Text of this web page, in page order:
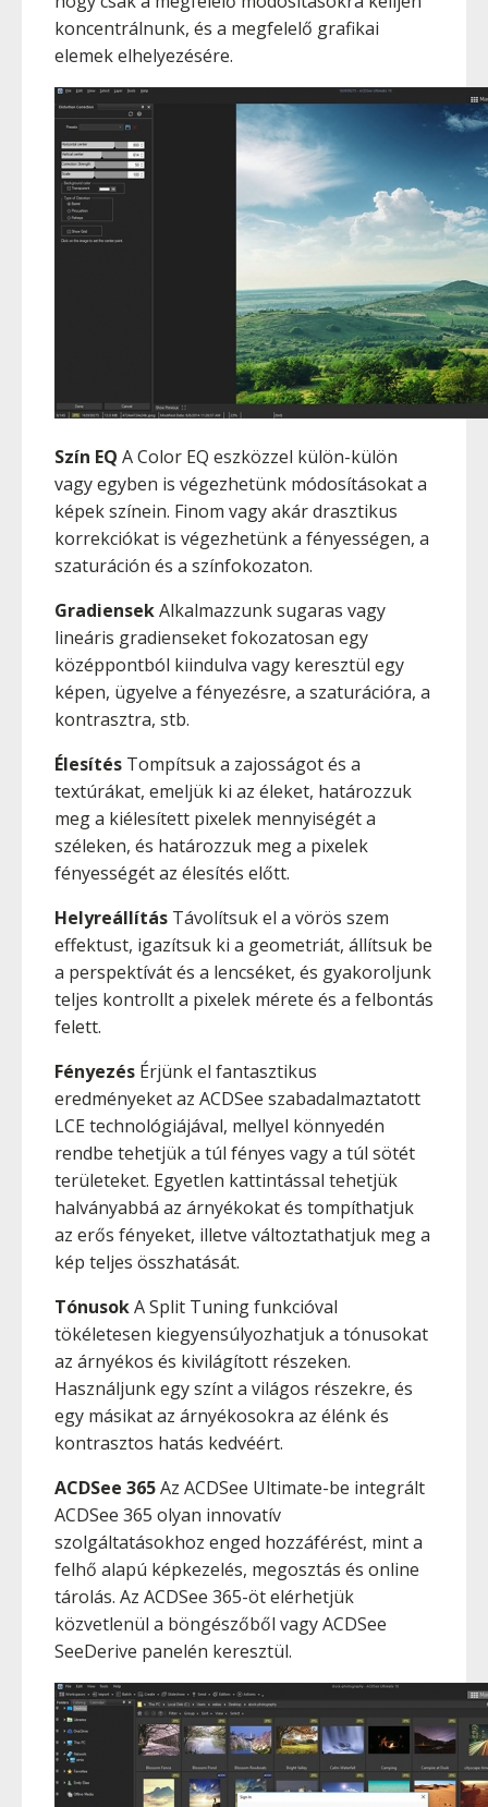
koncentrálnunk, és a megfelelő grafikai
elemek elhelyezésére.
Szín EQ A Color EQ eszközzel külön-külön
vagy egyben is végezhetünk módosításokat a
képek színein. Finom vagy akár drasztikus
korrekciókat is végezhetünk a fényességen, a
szaturáción és a színfokozaton.
GradiensekAlkalmazzunk sugaras vagy
lineáris gradienseket fokozatosan egy
középpontból kiindulva vagy keresztül egy
képen, ügyelve a fényezésre, a szaturációra, a
kontrasztra, stb.
Élesítés Tompítsuk a zajosságot és a
textúrákat, emeljük ki az éleket, határozzuk
meg a kiélesített pixelek mennyiségét a
széleken, és határozzuk meg a pixelek
fényességét az élesítés előtt.
Helyreállítás Távolítsuk el a vörös szem
effektust, igazítsuk ki a geometriát, állítsuk be
a perspektívát és a lencséket, és gyakoroljunk
teljes kontrollt a pixelek mérete és a felbontás
felett.
Fényezés Érjünk el fantasztikus
eredményeket az ACDSee szabadalmaztatott
LCE technológiájával, mellyel könnyedén
rendbe tehetjük a túl fényes vagy a túl sötét
területeket. Egyetlen kattintással tehetjük
halványabbá az árnyékokat és tompíthatjuk
az erős fényeket, illetve változtathatjuk meg a
kép teljes összhatását.
TónusokA Split Tuning funkcióval
tökéletesen kiegyensúlyozhatjuk a tónusokat
az árnyékos és kivilágított részeken.
Használjunk egy színt a világos részekre, és
egy másikat az árnyékosokra az élénk és
kontrasztos hatás kedvéért.
ACDSee 365Az ACDSee Ultimate-be integrált
ACDSee 365 olyan innovatív
szolgáltatásokhoz enged hozzáférést, mint a
felhő alapú képkezelés, megosztás és online
tárolás. Az ACDSee 365-öt elérhetjük
közvetlenül a böngészőből vagy ACDSee
SeeDerive panelén keresztül.